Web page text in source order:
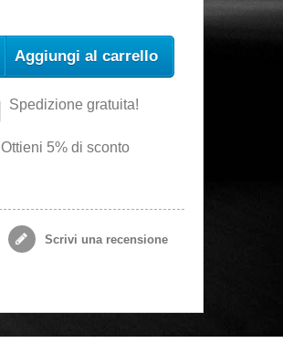
Aggiungi al carrello
Spedizione gratuita!
Ottieni 5% di sconto
Scrivi una recensione